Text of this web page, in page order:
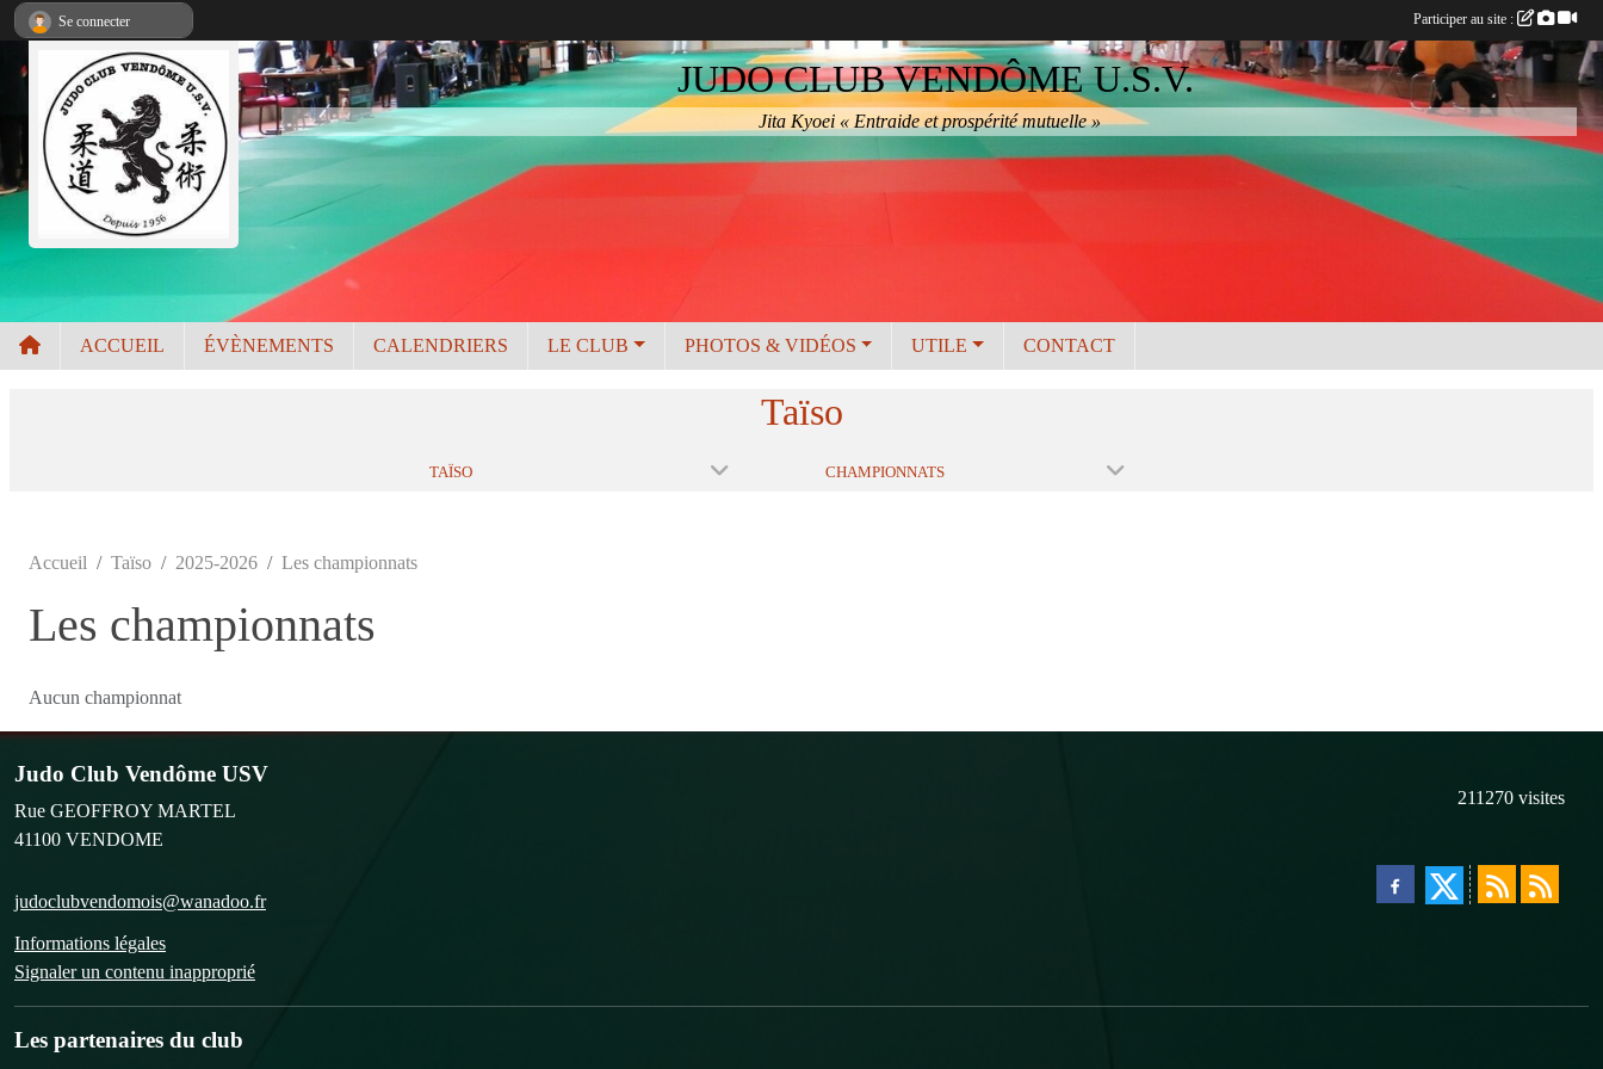
JUDO CLUB VENDÔME U.S.V.
Jita Kyoei « Entraide et prospérité mutuelle »
ACCUEIL ÉVÈNEMENTS CALENDRIERS LE CLUB PHOTOS & VIDÉOS UTILE CONTACT
Taïso
TAÏSO CHAMPIONNATS
Accueil Taïso 2025-2026 Les championnats
Les championnats
Aucun championnat
Judo Club Vendôme USV
Rue GEOFFROY MARTEL
41100 VENDOME
judoclubvendomois@wanadoo.fr
Informations légales
Signaler un contenu inapproprié
211270 visites
Les partenaires du club
Se connecter Participer au site :
Panneau de gestion des cookies